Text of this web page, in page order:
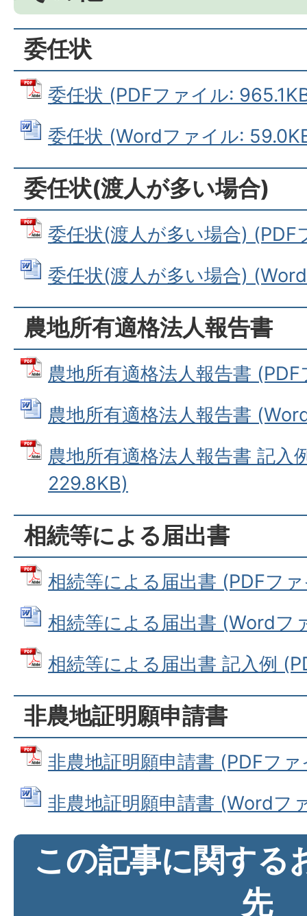
委任状
委任状 (PDFファイル:
委任状 (Wordファイル:
委任状(渡人が多い場合)
委任状(渡人が多い場合)
委任状(渡人が多い場合)
農地所有適格法人報告書
農地所有適格法人報告書
農地所有適格法人報告書
農地所有適格法人報告書 記入
229.8KB)
相続等による届出書
相続等による届出書 (PDFフ
相続等による届出書 (Wordフ
相続等による届出書 記入例
非農地証明願申請書
非農地証明願申請書 (PDFフ
非農地証明願申請書 (Wordフ
この記事に関する
先